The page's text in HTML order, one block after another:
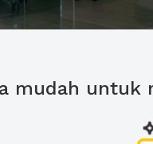
mudah untuk